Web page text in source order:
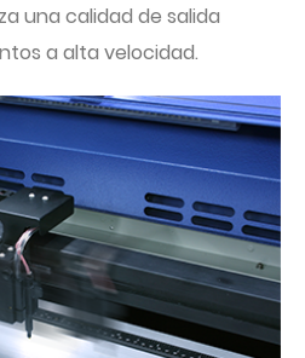
una calidad de salida
a alta velocidad.